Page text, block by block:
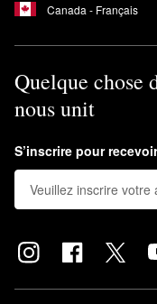
Canada - Français
Quelque chose
nous unit
S’inscrire pour